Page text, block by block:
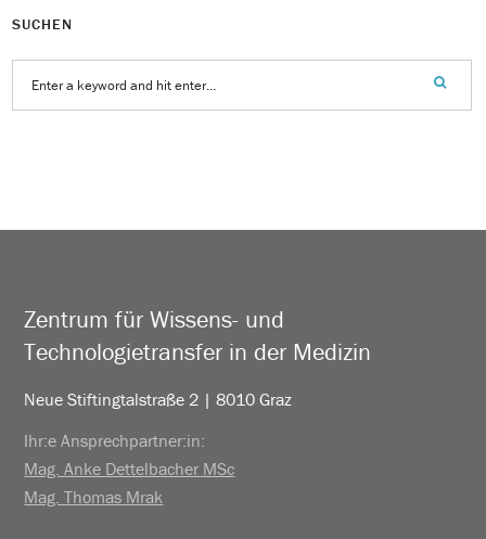
SUCHEN
Zentrum für Wissens- und
Technologietransfer in der Medizin
Neue Stiftingtalstraße 2 | 8010 Graz
Ihr:e Ansprechpartner:in:
Mag. Anke Dettelbacher MSc
Mag. Thomas Mrak